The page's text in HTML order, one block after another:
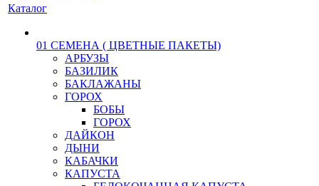
Каталог
01 СЕМЕНА ( ЦВЕТНЫЕ ПАКЕТЫ)
АРБУЗЫ
БАЗИЛИК
БАКЛАЖАНЫ
ГОРОХ
БОБЫ
ГОРОХ
ДАЙКОН
ДЫНИ
КАБАЧКИ
КАПУСТА